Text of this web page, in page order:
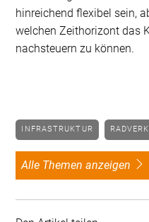
hinreichend flexibel sein,
welchen Zeithorizont das
nachsteuern zu können.
INFRASTRUKTUR
alle Themen anzeigen